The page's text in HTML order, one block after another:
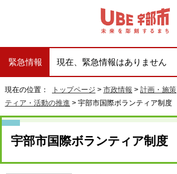
緊急情報 現在、緊急情報はありません
現在の位置： トップページ > 市政情報 > 計画・施策
ティア・活動の推進 > 宇部市国際ボランティア制度
宇部市国際ボランティア制度